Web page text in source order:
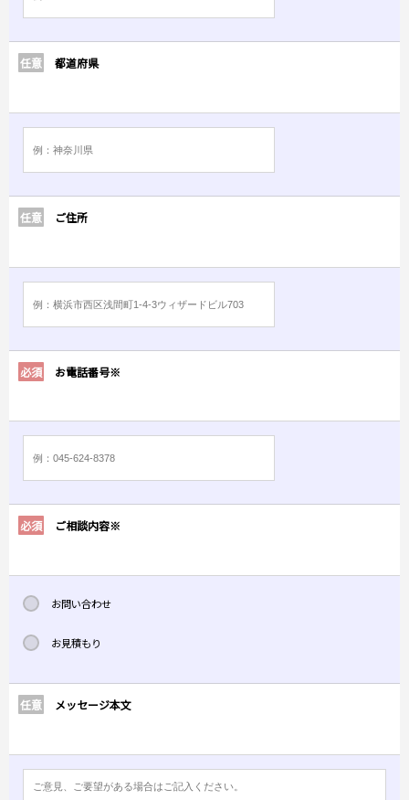
任意 都道府県
任意 ご住所
必須 お電話番号※
必須 ご相談内容※
お問い合わせ
お見積もり
任意 メッセージ本文